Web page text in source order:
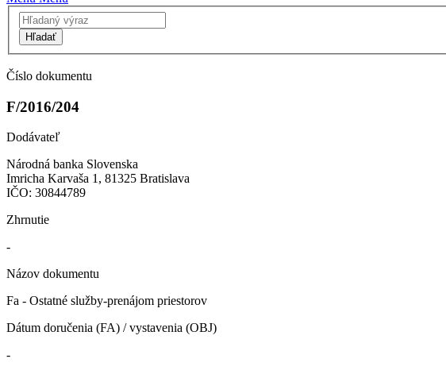
Hľadať
Číslo dokumentu
F/2016/204
Dodávateľ
Národná banka Slovenska
Imricha Karvaša 1, 81325 Bratislava
IČO: 30844789
Zhrnutie
-
Názov dokumentu
Fa - Ostatné služby-prenájom priestorov
Dátum doručenia (FA) / vystavenia (OBJ)
-